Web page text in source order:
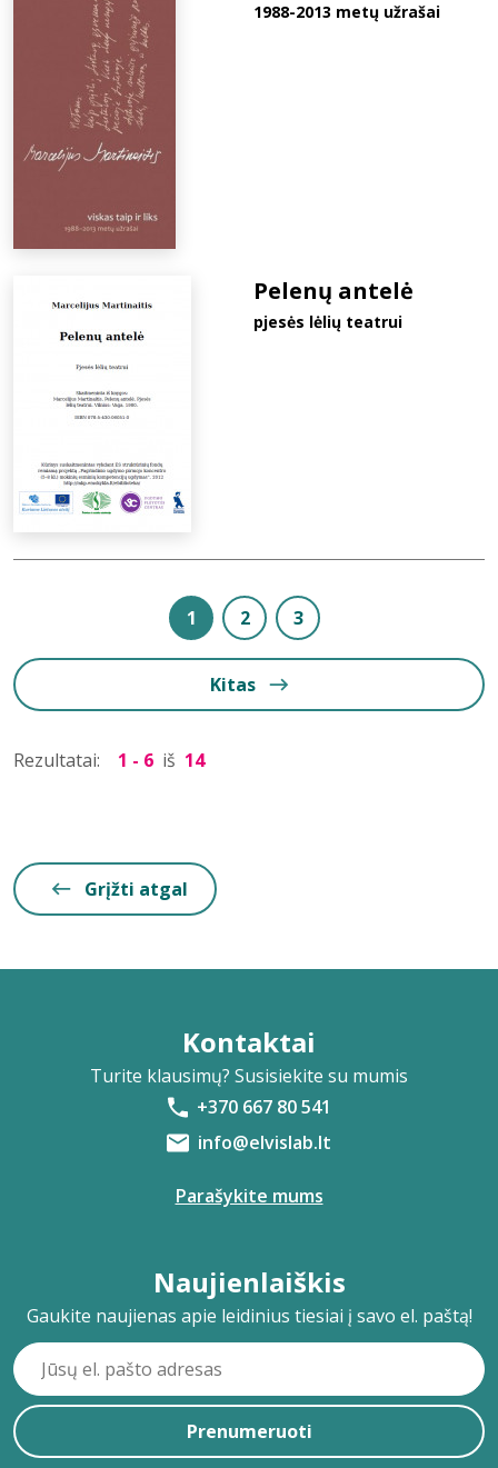
1988-2013 metų užrašai
Pelenų antelė
pjesės lėlių teatrui
1 2 3
Kitas
Rezultatai: 1 - 6 iš 14
Grįžti atgal
Kontaktai
Turite klausimų? Susisiekite su mumis
+370 667 80 541
info@elvislab.lt
Parašykite mums
Naujienlaiškis
Gaukite naujienas apie leidinius tiesiai į savo el. paštą!
Prenumeruoti